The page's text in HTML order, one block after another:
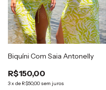
Biquíni Com Saia Antonelly
R$150,00
3x de R$50,00 sem juros